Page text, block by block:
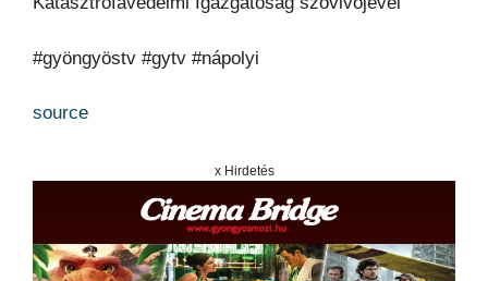
#gyöngyöstv #gytv #nápolyi
source
x Hirdetés